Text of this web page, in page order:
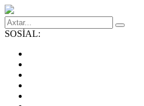
SOSİAL: